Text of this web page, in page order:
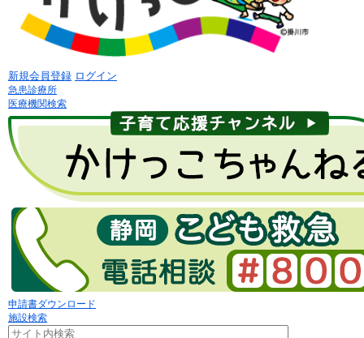
新規会員登録 ログイン
急患診療所
医療機関検索
申請書ダウンロード
施設検索